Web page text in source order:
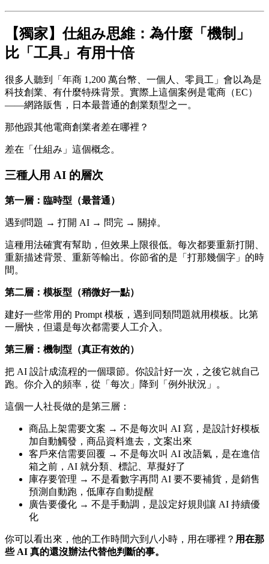
【獨家】仕組み思維：為什麼「機制」
比「工具」有用十倍
很多人聽到「年商 1,200 萬台幣、一個人、零員工」會以為是
科技創業、有什麼特殊背景。實際上這個案例是電商（EC）
——網路販售，日本最普通的創業類型之一。
那他跟其他電商創業者差在哪裡？
差在「仕組み」這個概念。
三種人用 AI 的層次
第一層：臨時型（最普通）
遇到問題 → 打開 AI → 問完 → 關掉。
這種用法確實有幫助，但效果上限很低。每次都要重新打開、
重新描述背景、重新等輸出。你節省的是「打那幾個字」的時
間。
第二層：模板型（稍微好一點）
建好一些常用的 Prompt 模板，遇到同類問題就用模板。比第
一層快，但還是每次都需要人工介入。
第三層：機制型（真正有效的）
把 AI 設計成流程的一個環節。你設計好一次，之後它就自己
跑。你介入的頻率，從「每次」降到「例外狀況」。
這個一人社長做的是第三層：
商品上架需要文案 → 不是每次叫 AI 寫，是設計好模板
加自動觸發，商品資料進去，文案出來
客戶來信需要回覆 → 不是每次叫 AI 改語氣，是在進信
箱之前，AI 就分類、標記、草擬好了
庫存要管理 → 不是看數字再問 AI 要不要補貨，是銷售
預測自動跑，低庫存自動提醒
廣告要優化 → 不是手動調，是設定好規則讓 AI 持續優
化
你可以看出來，他的工作時間六到八小時，用在哪裡？ 用在那
些 AI 真的還沒辦法代替他判斷的事。